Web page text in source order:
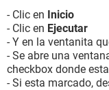
- Clic en Inicio
- Clic en Ejecutar
- Y en la ventanita
- Se abre una
checkbox donde
- Si esta marcado,